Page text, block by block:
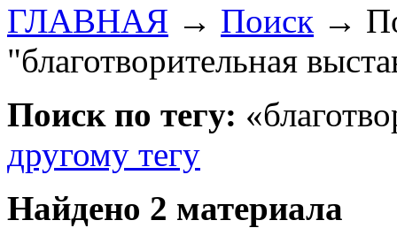
ГЛАВНАЯ → Поиск →
"благотворительная
Поиск по тегу:
другому тегу
Найдено 2 материала